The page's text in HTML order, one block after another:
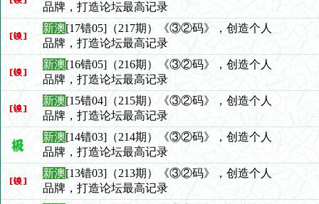
品牌，打造论坛最高记录
新澳[17错05]（217期）《③②码》，创造个人
品牌，打造论坛最高记录
新澳[16错05]（216期）《③②码》，创造个人
品牌，打造论坛最高记录
新澳[15错04]（215期）《③②码》，创造个人
品牌，打造论坛最高记录
新澳[14错03]（214期）《③②码》，创造个人
品牌，打造论坛最高记录
新澳[13错03]（213期）《③②码》，创造个人
品牌，打造论坛最高记录